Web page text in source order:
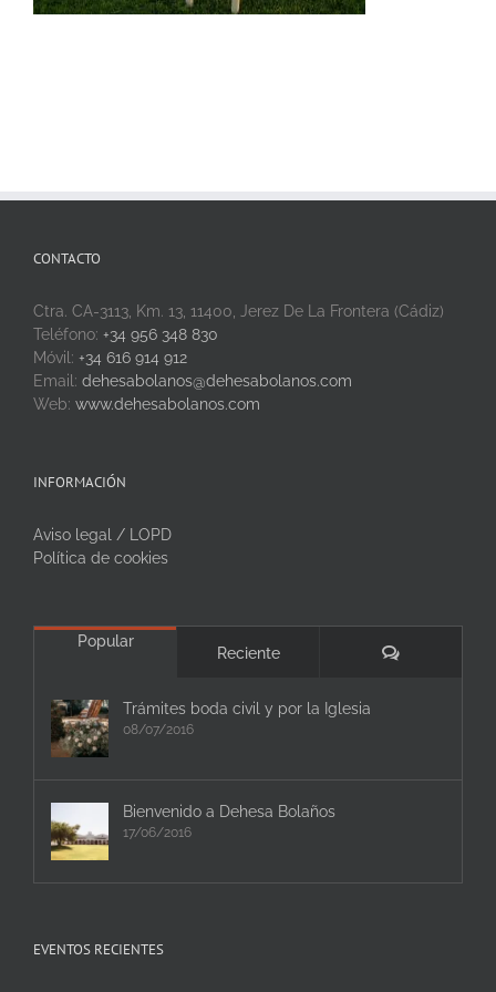
CONTACTO
Ctra. CA-3113, Km. 13, 11400, Jerez De La Frontera (Cádiz)
Teléfono: +34 956 348 830
Móvil: +34 616 914 912
Email: dehesabolanos@dehesabolanos.com
Web: www.dehesabolanos.com
INFORMACIÓN
Aviso legal / LOPD
Política de cookies
Popular
Reciente Comentarios
Trámites boda civil y por la Iglesia
08/07/2016
Bienvenido a Dehesa Bolaños
17/06/2016
EVENTOS RECIENTES